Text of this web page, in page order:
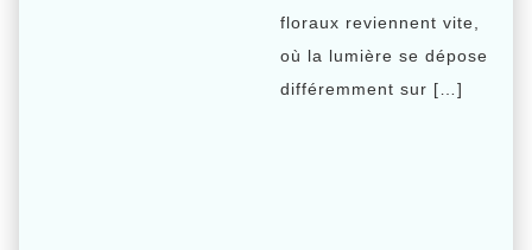
floraux reviennent vite,
où la lumière se dépose
différemment sur […]